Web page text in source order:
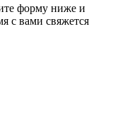
форму ниже и
с вами свяжется